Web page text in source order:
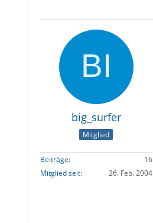
big_surfer
Mitglied
Beiträge
16
Mitglied seit
26. Feb. 2004